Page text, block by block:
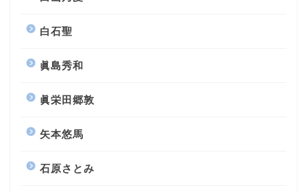
白石聖
眞島秀和
眞栄田郷敦
矢本悠馬
石原さとみ